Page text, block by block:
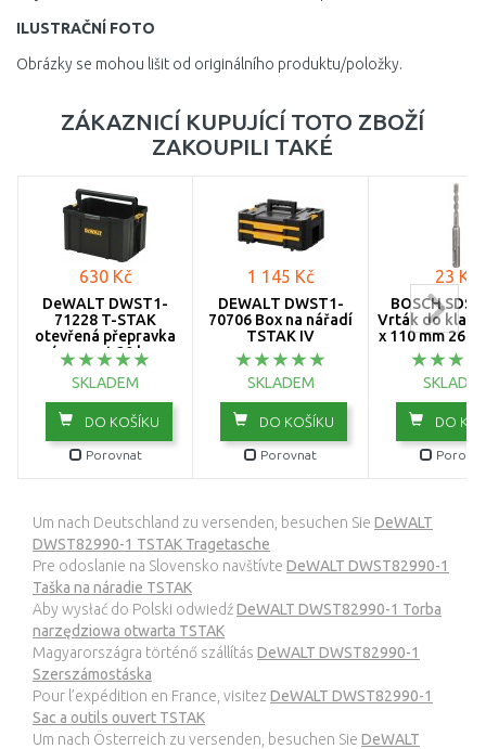
ILUSTRAČNÍ FOTO
Obrázky se mohou lišit od originálního produktu/položky.
ZÁKAZNICÍ KUPUJÍCÍ TOTO ZBOŽÍ
ZAKOUPILI TAKÉ
630 Kč
DeWALT DWST1-
71228 T-STAK
otevřená přepravka
(nosnost 20 kg,
rozměry 440 x 314
x176
SKLADEM
DO KOŠÍKU
Porovnat
1 145 Kč
DEWALT DWST1-
70706 Box na nářadí
TSTAK IV
SKLADEM
DO KOŠÍKU
Porovnat
23 Kč
BOSCH SDS-
Vrták do
x 110 mm
DO
Um nach Deutschland zu versenden, besuchen Sie DeWALT
DWST82990-1 TSTAK Tragetasche
Pre odoslanie na Slovensko navštívte DeWALT DWST82990-1
Taška na náradie TSTAK
Aby wysłać do Polski odwiedźDeWALT DWST82990-1 Torba
narzędziowa otwarta TSTAK
Magyarországra történő szállítás DeWALT DWST82990-1
Szerszámostáska
Pour l’expédition en France, visitez DeWALT DWST82990-1
Sac a outils ouvert TSTAK
Um nach Österreich zu versenden, besuchen Sie DeWALT